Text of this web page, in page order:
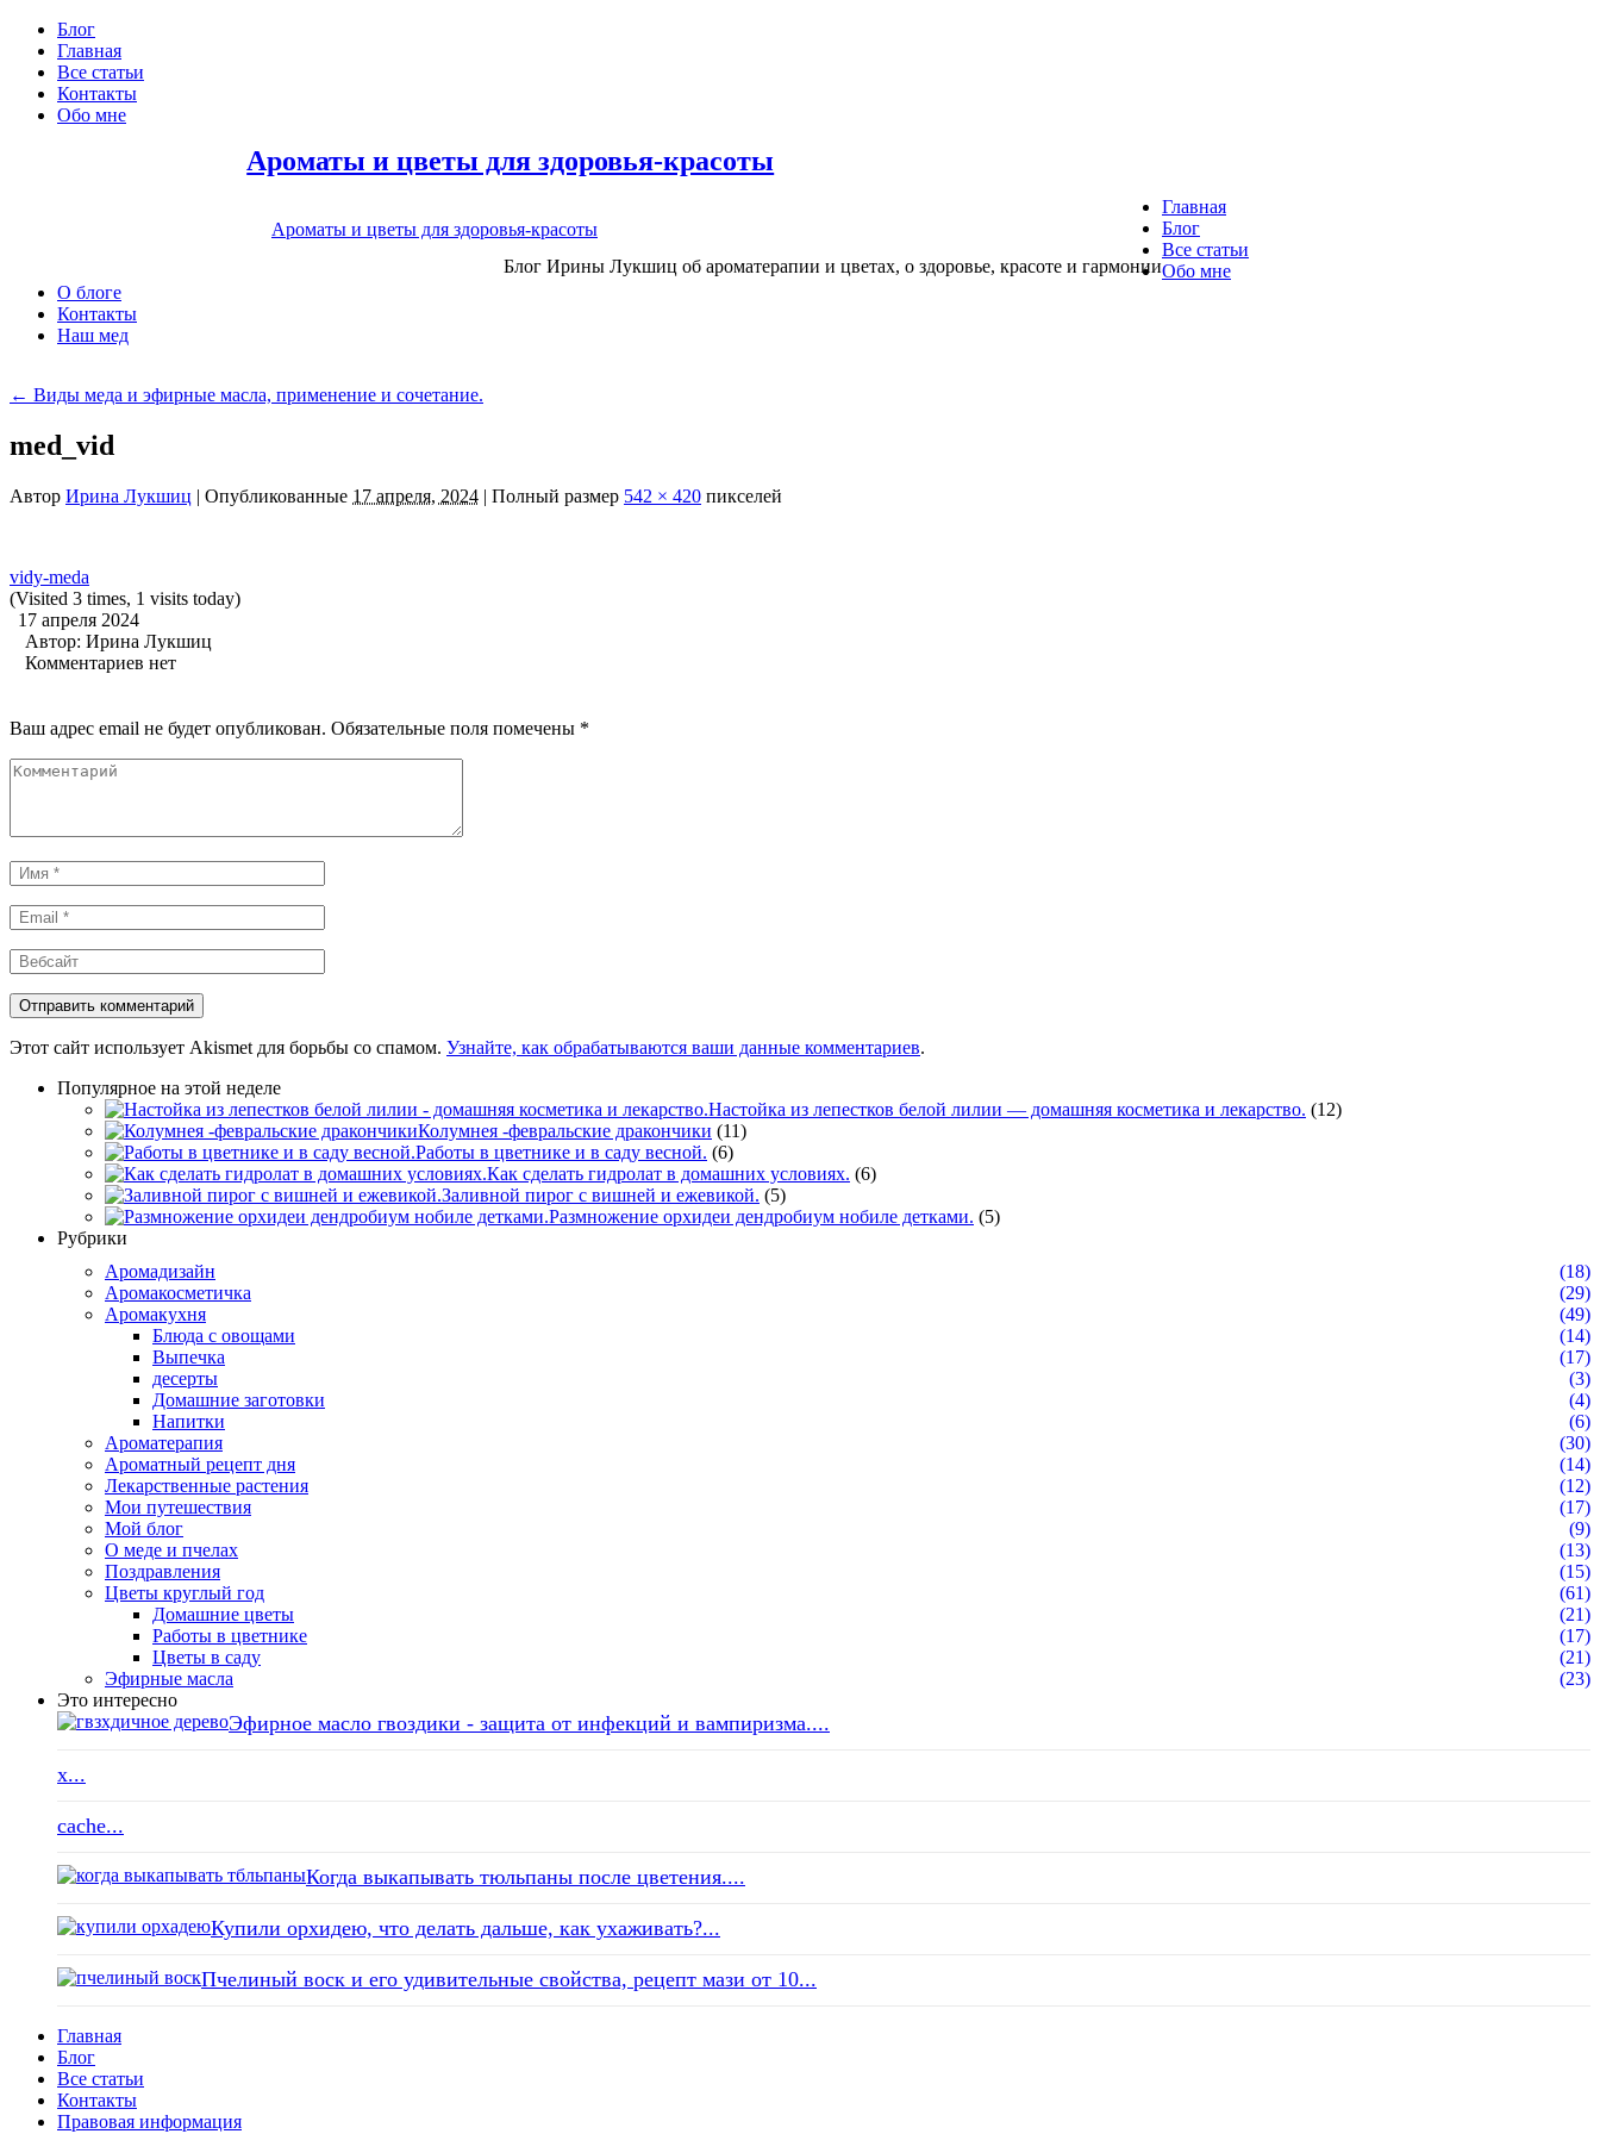
Блог
Главная
Все статьи
Контакты
Обо мне
Ароматы и цветы для здоровья-красоты
Ароматы и цветы для здоровья-красоты
Блог Ирины Лукшиц об ароматерапии и цветах, о здоровье, красоте и гармонии
Главная
Блог
Все статьи
Обо мне
О блоге
Контакты
Наш мед
← Виды меда и эфирные масла, применение и сочетание.
med_vid
Автор Ирина Лукшиц | Опубликованные 17 апреля, 2024 | Полный размер 542 × 420 пикселей
vidy-meda
(Visited 3 times, 1 visits today)
17 апреля 2024
Автор: Ирина Лукшиц
Комментариев нет
Ваш адрес email не будет опубликован. Обязательные поля помечены *
Комментарий
Имя
*
Email
*
Вебсайт
Этот сайт использует Akismet для борьбы со спамом. Узнайте, как обрабатываются ваши данные комментариев.
Популярное на этой неделе
Настойка из лепестков белой лилии — домашняя косметика и лекарство. (12)
Колумнея -февральские дракончики (11)
Работы в цветнике и в саду весной. (6)
Как сделать гидролат в домашних условиях. (6)
Заливной пирог с вишней и ежевикой. (5)
Размножение орхидеи дендробиум нобиле детками. (5)
Рубрики
Аромадизайн
(18)
Аромакосметичка
(29)
Аромакухня
(49)
Блюда с овощами
(14)
Выпечка
(17)
десерты
(3)
Домашние заготовки
(4)
Напитки
(6)
Ароматерапия
(30)
Ароматный рецепт дня
(14)
Лекарственные растения
(12)
Мои путешествия
(17)
Мой блог
(9)
О меде и пчелах
(13)
Поздравления
(15)
Цветы круглый год
(61)
Домашние цветы
(21)
Работы в цветнике
(17)
Цветы в саду
(21)
Эфирные масла
(23)
Это интересно
Эфирное масло гвоздики - защита от инфекций и вампиризма....
x...
cache...
Когда выкапывать тюльпаны после цветения....
Купили орхидею, что делать дальше, как ухаживать?...
Пчелиный воск и его удивительные свойства, рецепт мази от 10...
Главная
Блог
Все статьи
Контакты
Правовая информация